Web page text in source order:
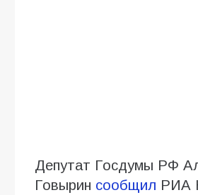
Депутат Госдумы РФ
Говырин сообщил РИА